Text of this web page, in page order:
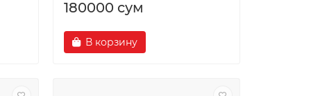
180000 сум
В корзину